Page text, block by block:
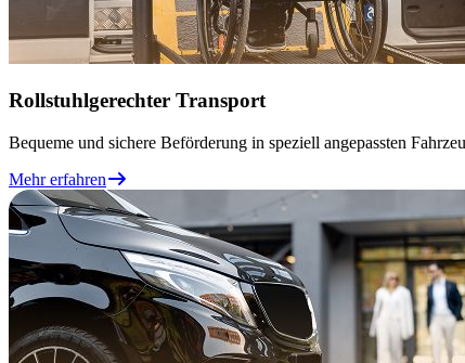
Rollstuhlgerechter Transport
Bequeme und sichere Beförderung in speziell angepassten
Mehr erfahren